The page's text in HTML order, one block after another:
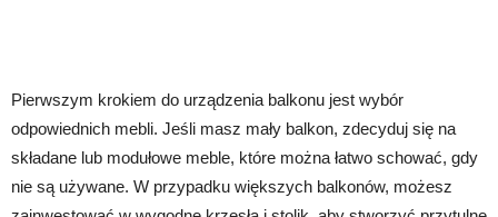
Pierwszym krokiem do urządzenia balkonu jest wybór
odpowiednich mebli. Jeśli masz mały balkon, zdecyduj się na
składane lub modułowe meble, które można łatwo schować, gdy
nie są używane. W przypadku większych balkonów, możesz